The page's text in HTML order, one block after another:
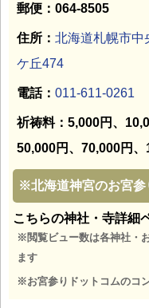
郵便：064-8505
住所： 北海道札幌市中
ケ丘474
電話： 011-611-0261
祈祷料：5,000円、
50,000円、70,000円、
※北海道神宮のお宮
こちらの神社・寺詳細
※閲覧ビュー数は各神社・
ます
※お宮参りドットコムのコ